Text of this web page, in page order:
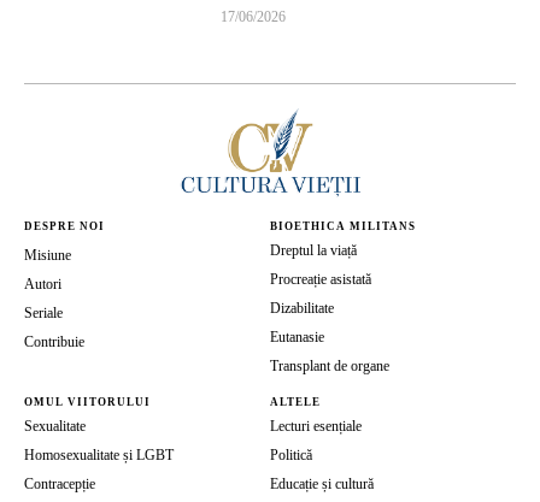
17/06/2026
DESPRE NOI
Misiune
Autori
Seriale
Contribuie
BIOETHICA MILITANS
Dreptul la viață
Procreație asistată
Dizabilitate
Eutanasie
Transplant de organe
OMUL VIITORULUI
Sexualitate
Homosexualitate și LGBT
Contracepție
ALTELE
Lecturi esențiale
Politică
Educație și cultură